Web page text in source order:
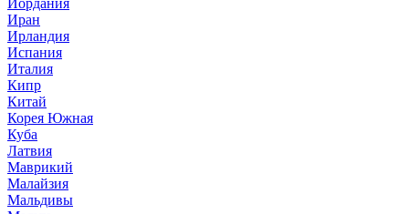
Иран
Ирландия
Испания
Италия
Кипр
Китай
Корея Южная
Куба
Латвия
Маврикий
Малайзия
Мальдивы